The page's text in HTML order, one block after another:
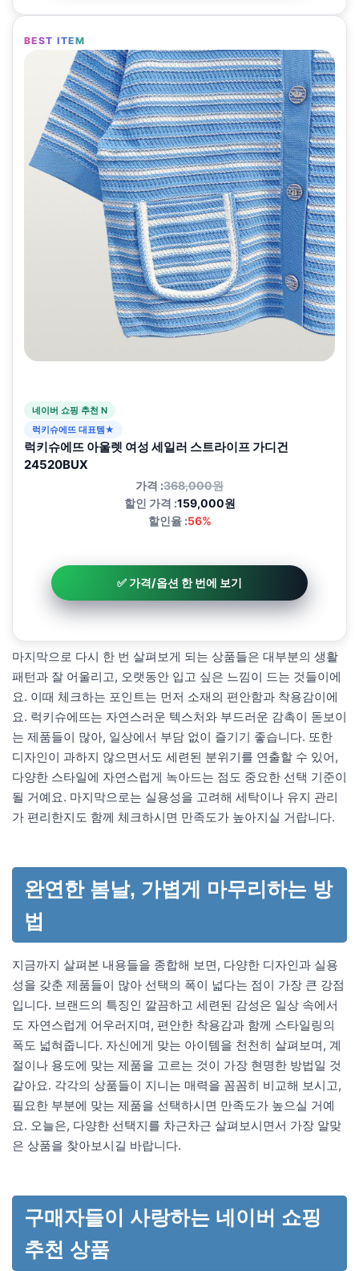
BEST ITEM
네이버 쇼핑 추천 N
럭키슈에뜨 대표템★
럭키슈에뜨 아울렛 여성 세일러 스트라이프 가디건
24520BUX
가격 :368,000원
할인 가격 :159,000원
할인율 :56%
✅ 가격/옵션 한 번에 보기
마지막으로 다시 한 번 살펴보게 되는 상품들은 대부분의 생활
패턴과 잘 어울리고, 오랫동안 입고 싶은 느낌이 드는 것들이에
요. 이때 체크하는 포인트는 먼저 소재의 편안함과 착용감이에
요. 럭키슈에뜨는 자연스러운 텍스처와 부드러운 감촉이 돋보이
는 제품들이 많아, 일상에서 부담 없이 즐기기 좋습니다. 또한
디자인이 과하지 않으면서도 세련된 분위기를 연출할 수 있어,
다양한 스타일에 자연스럽게 녹아드는 점도 중요한 선택 기준이
될 거예요. 마지막으로는 실용성을 고려해 세탁이나 유지 관리
가 편리한지도 함께 체크하시면 만족도가 높아지실 거랍니다.
완연한 봄날, 가볍게 마무리하는 방
법
지금까지 살펴본 내용들을 종합해 보면, 다양한 디자인과 실용
성을 갖춘 제품들이 많아 선택의 폭이 넓다는 점이 가장 큰 강점
입니다. 브랜드의 특징인 깔끔하고 세련된 감성은 일상 속에서
도 자연스럽게 어우러지며, 편안한 착용감과 함께 스타일링의
폭도 넓혀줍니다. 자신에게 맞는 아이템을 천천히 살펴보며, 계
절이나 용도에 맞는 제품을 고르는 것이 가장 현명한 방법일 것
같아요. 각각의 상품들이 지니는 매력을 꼼꼼히 비교해 보시고,
필요한 부분에 맞는 제품을 선택하시면 만족도가 높으실 거예
요. 오늘은, 다양한 선택지를 차근차근 살펴보시면서 가장 알맞
은 상품을 찾아보시길 바랍니다.
구매자들이 사랑하는 네이버 쇼핑
추천 상품